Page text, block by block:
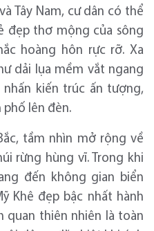
Tây Nam, cư dân có thể
đẹp thơ mộng của sông
hoàng hôn rực rỡ. Xa
dải lụa mềm vắt ngang
kiến trúc ấn tượng,
phố lên đèn.
tầm nhìn mở rộng về
rừng hùng vĩ. Trong khi
đến không gian biển
Khê đẹp bậc nhất hành
quan thiên nhiên là toàn